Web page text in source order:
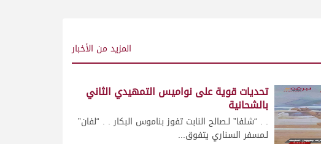
المزيد من الأخبار
تحديات قوية على نواميس التمهيدي الثاني
بالشحانية
. . “شلفا” لـصالح النابت تفوز بناموس البكار . . “لفان”
لـمسفر السناري يتفوق...